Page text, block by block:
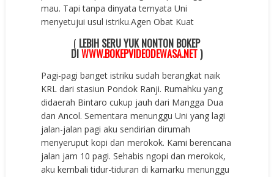
mau. Tapi tanpa dinyata ternyata Uni
menyetujui usul istriku.Agen Obat Kuat
( LEBIH SERU YUK NONTON BOKEP
DIWWW.BOKEPVIDEODEWASA.NET)
Pagi-pagi banget istriku sudah berangkat naik
KRL dari stasiun Pondok Ranji. Rumahku yang
didaerah Bintaro cukup jauh dari Mangga Dua
dan Ancol. Sementara menunggu Uni yang lagi
jalan-jalan pagi aku sendirian dirumah
menyeruput kopi dan merokok. Kami berencana
jalan jam 10 pagi. Sehabis ngopi dan merokok,
aku kembali tidur-tiduran di kamarku menunggu